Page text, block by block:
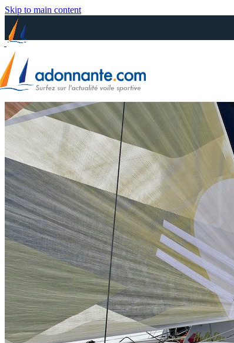
Skip to main content